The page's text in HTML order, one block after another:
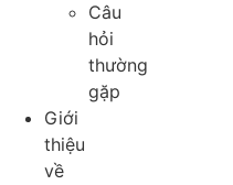
Câu
hỏi
thường
gặp
Giới
thiệu
về